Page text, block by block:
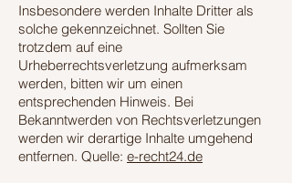
Insbesondere werden Inhalte Dritter als
solche gekennzeichnet. Sollten Sie
trotzdem auf eine
Urheberrechtsverletzung aufmerksam
werden, bitten wir um einen
entsprechenden Hinweis. Bei
Bekanntwerden von Rechtsverletzungen
werden wir derartige Inhalte umgehend
entfernen. Quelle: e-recht24.de